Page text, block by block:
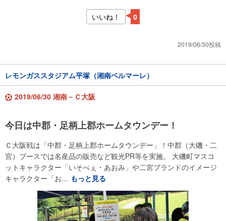
いいね！ 0
2019/06/30投稿
レモンガススタジアム平塚（湘南ベルマーレ）
2019/06/30 湘南－Ｃ大阪
今日は中郡・足柄上郡ホームタウンデー！
Ｃ大阪戦は「中郡・足柄上郡ホームタウンデー」！中郡（大磯・二
宮）ブースでは名産品の販売など観光PR等を実施。 大磯町マスコ
ットキャラクター「いそべぇ・あおみ」や二宮ブランドのイメージ
キャラクター「お… もっと見る